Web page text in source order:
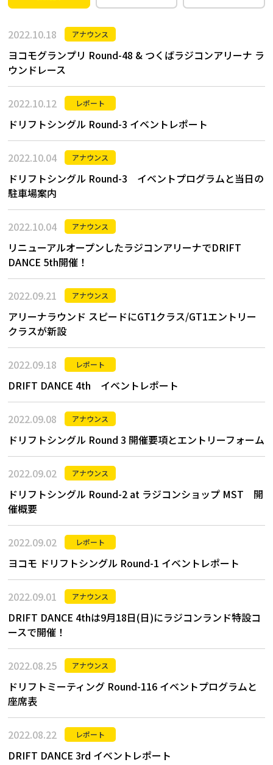
2022.10.18 アナウンス
ヨコモグランプリ Round-48 & つくばラジコンアリーナ ラ
ウンドレース
2022.10.12 レポート
ドリフトシングル Round-3 イベントレポート
2022.10.04 アナウンス
ドリフトシングル Round-3 イベントプログラムと当日の
駐車場案内
2022.10.04 アナウンス
リニューアルオープンしたラジコンアリーナでDRIFT
DANCE 5th開催！
2022.09.21 アナウンス
アリーナラウンド スピードにGT1クラス/GT1エントリー
クラスが新設
2022.09.18 レポート
DRIFT DANCE 4th イベントレポート
2022.09.08 アナウンス
ドリフトシングル Round 3 開催要項とエントリーフォーム
2022.09.02 アナウンス
ドリフトシングル Round-2 at ラジコンショップ MST 開
催概要
2022.09.02 レポート
ヨコモ ドリフトシングル Round-1 イベントレポート
2022.09.01 アナウンス
DRIFT DANCE 4thは9月18日(日)にラジコンランド特設コ
ースで開催！
2022.08.25 アナウンス
ドリフトミーティング Round-116 イベントプログラムと
座席表
2022.08.22 レポート
DRIFT DANCE 3rd イベントレポート